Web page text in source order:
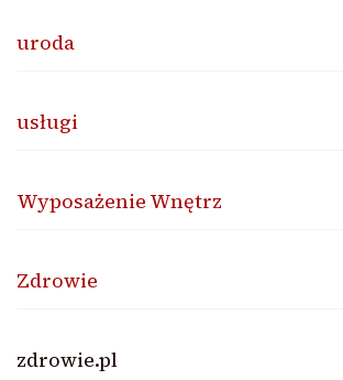
uroda
usługi
Wyposażenie Wnętrz
Zdrowie
zdrowie.pl